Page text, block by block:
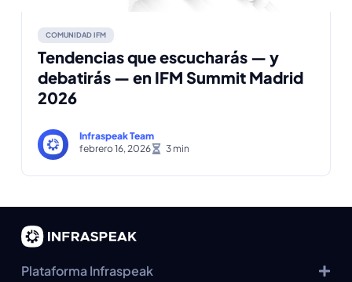
COMUNIDAD IFM
Tendencias que escucharás — y
debatirás — en IFM Summit Madrid
2026
Infraspeak Team
febrero 16, 2026
Plataforma Infraspeak